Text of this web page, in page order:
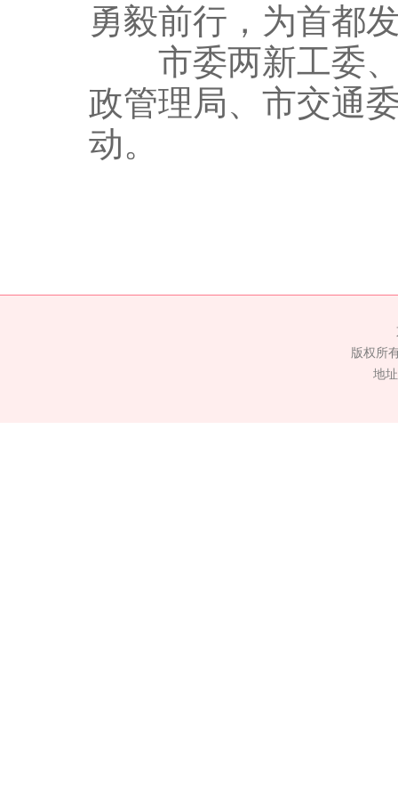
勇毅前行，为首都
市委两新工委、
政管理局、市交通
动。
版权所
地